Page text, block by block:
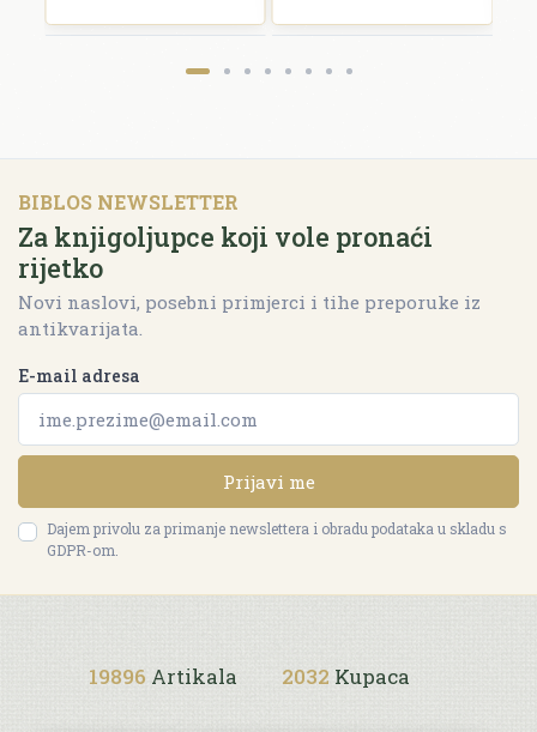
BIBLOS NEWSLETTER
Za knjigoljupce koji vole pronaći
rijetko
Novi naslovi, posebni primjerci i tihe preporuke iz
antikvarijata.
E-mail adresa
Prijavi me
Dajem privolu za primanje newslettera i obradu podataka u skladu s
GDPR-om.
19896 Artikala 2032 Kupaca